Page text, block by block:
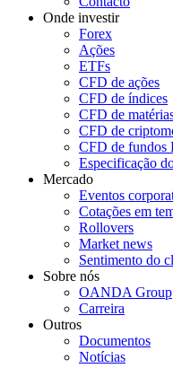
Onde investir
Forex
Ações
ETFs
CFD de ações
CFD de índices
CFD de
CFD de
CFD de fundos
Especificação
Mercado
Eventos
Cotações em
Rollovers
Market news
Sentimento do
Sobre nós
OANDA Group
Carreira
Outros
Documentos
Notícias